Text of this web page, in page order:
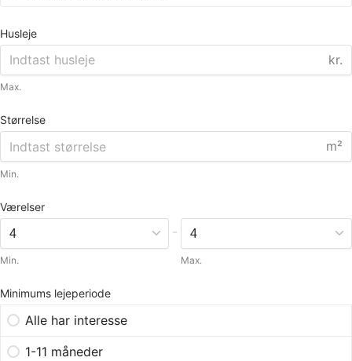
Husleje
kr.
Max.
Størrelse
m²
Min.
Værelser
Min.
-
Max.
Minimums lejeperiode
Alle har interesse
1-11 måneder